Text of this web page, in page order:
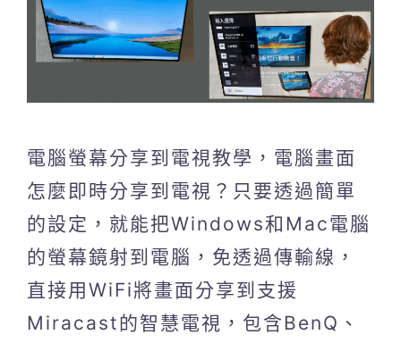
電腦螢幕分享到電視教學，電腦畫面
怎麼即時分享到電視？只要透過簡單
的設定，就能把Windows和Mac電腦
的螢幕鏡射到電腦，免透過傳輸線，
直接用WiFi將畫面分享到支援
Miracast的智慧電視，包含BenQ、